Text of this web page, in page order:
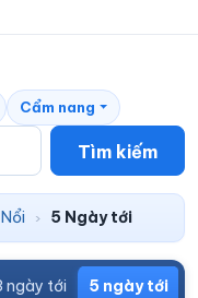
Tìm kiếm
Cẩm nang
› 5 Ngày tới
ngày tới 5 ngày tới